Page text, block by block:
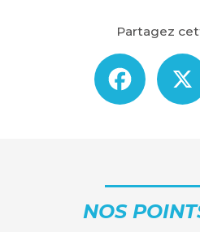
Partagez
NOS